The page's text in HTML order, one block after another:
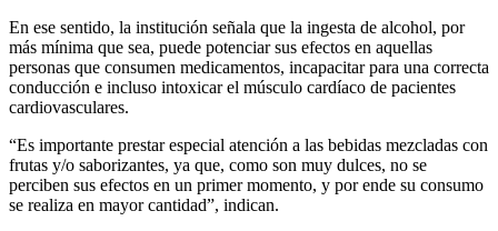
En ese sentido, la institución señala que la ingesta de alcohol, por
más mínima que sea, puede potenciar sus efectos en aquellas
personas que consumen medicamentos, incapacitar para una correcta
conducción e incluso intoxicar el músculo cardíaco de pacientes
cardiovasculares.
“Es importante prestar especial atención a las bebidas mezcladas con
frutas y/o saborizantes, ya que, como son muy dulces, no se
perciben sus efectos en un primer momento, y por ende su consumo
se realiza en mayor cantidad”, indican.